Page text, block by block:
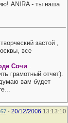
ANIRA - ты наша
застой
все
Сочи
грамотный отчет).
вам будет
- 20/12/2006 13:13:10